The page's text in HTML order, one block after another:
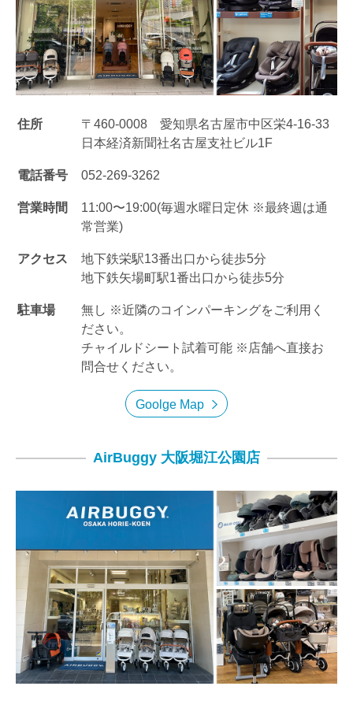
住所
〒460-0008 愛知県名古屋市中区栄4-16-33
日本経済新聞社名古屋支社ビル1F
電話番号 052-269-3262
営業時間
11:00〜19:00(毎週水曜日定休 ※最終週は通
常営業)
アクセス
地下鉄栄駅13番出口から徒歩5分
地下鉄矢場町駅1番出口から徒歩5分
駐車場
無し ※近隣のコインパーキングをご利用く
ださい。
チャイルドシート試着可能 ※店舗へ直接お
問合せください。
Goolge Map
AirBuggy 大阪堀江公園店